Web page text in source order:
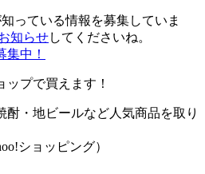
っている情報を募集していま
知らせしてくださいね。
ップで買えます！
酎・地ビールなど人気商品を取り
ショッピング）